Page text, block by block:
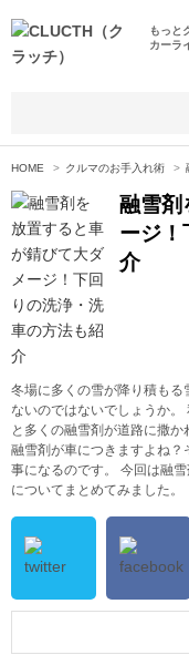
もっと
カーラ
HOME クルマのお手入れ術
融雪剤
ージ！
介
冬場に多くの雪が降り積も
ないのではないでしょうか
と多くの融雪剤が道路に撒
融雪剤が車につきますよね
事になるのです。 今回は融
についてまとめてみました。